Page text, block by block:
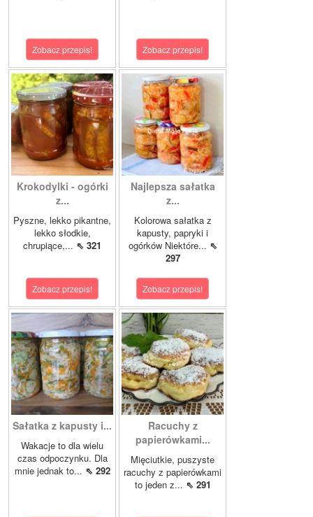
Zobacz przepis! Zobacz przepis!
Krokodylki - ogórki
z...
Pyszne, lekko pikantne,
lekko słodkie,
chrupiące,... ⇖ 321
Zobacz przepis!
Najlepsza sałatka
z...
Kolorowa sałatka z
kapusty, papryki i
ogórków Niektóre... ⇖
297
Zobacz przepis!
Sałatka z kapusty i...
Wakacje to dla wielu
czas odpoczynku. Dla
mnie jednak to... ⇖ 292
Racuchy z
papierówkami...
Mięciutkie, puszyste
racuchy z papierówkami
to jeden z... ⇖ 291